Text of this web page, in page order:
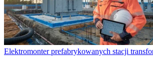
Elektromonter prefabrykowanych stacji